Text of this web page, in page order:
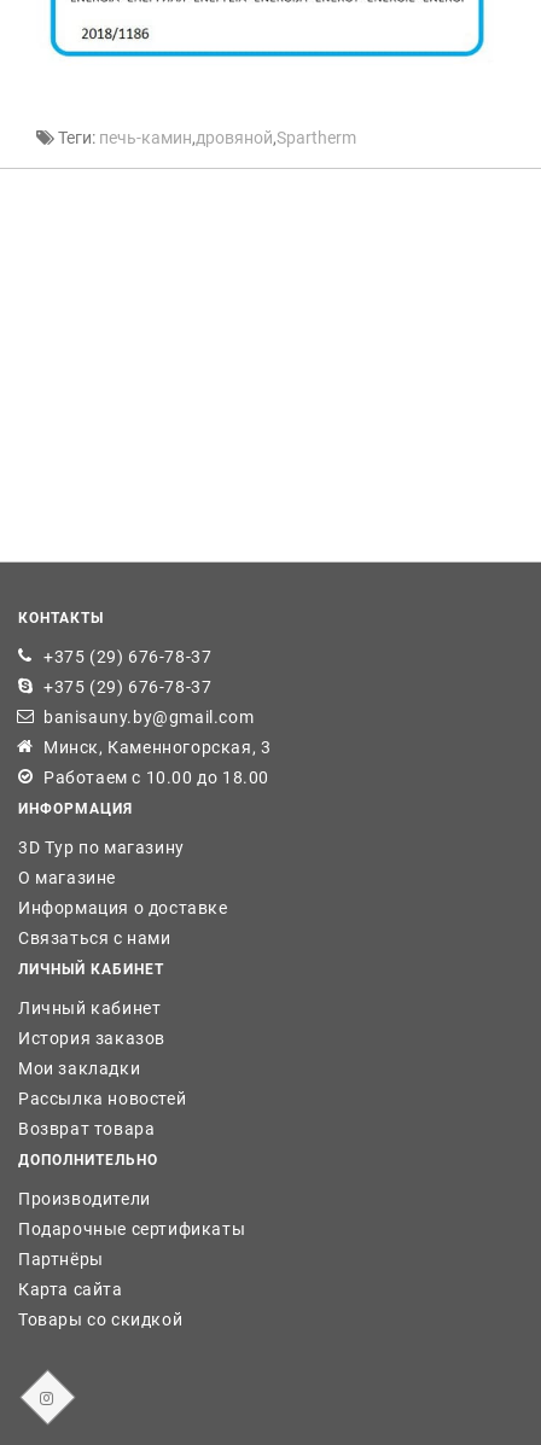
Теги: печь-камин,дровяной,Spartherm
КОНТАКТЫ
+375 (29) 676-78-37
+375 (29) 676-78-37
banisauny.by@gmail.com
Минск, Каменногорская, 3
Работаем с 10.00 до 18.00
ИНФОРМАЦИЯ
3D Тур по магазину
О магазине
Информация о доставке
Связаться с нами
ЛИЧНЫЙ КАБИНЕТ
Личный кабинет
История заказов
Мои закладки
Рассылка новостей
Возврат товара
ДОПОЛНИТЕЛЬНО
Производители
Подарочные сертификаты
Партнёры
Карта сайта
Товары со скидкой